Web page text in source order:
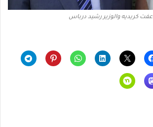
عفت كريديه والوزير رشيد درباس